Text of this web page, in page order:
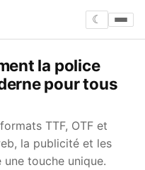
☾
la police
pour tous
TTF, OTF et
la publicité et les
touche unique.